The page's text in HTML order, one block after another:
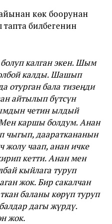
көк боорунан
билбегенин
калган экен. Шым
калды. Шашып
отурган бала тизеӊди
айтылып бүтсүн
четин ылдый
каршы болдум. Анан
чыгып, даараткананын
жолу чаап, анан ичке
кетти. Анан мен
кыйлага туруп
жок. Бир сакалчан
баланы көрүп туруп
дагы жүрдү.
жок.